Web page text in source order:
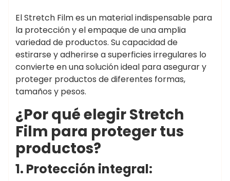
El Stretch Film es un material indispensable para
la protección y el empaque de una amplia
variedad de productos. Su capacidad de
estirarse y adherirse a superficies irregulares lo
convierte en una solución ideal para asegurar y
proteger productos de diferentes formas,
tamaños y pesos.
¿Por qué elegir Stretch
Film para proteger tus
productos?
1. Protección integral: